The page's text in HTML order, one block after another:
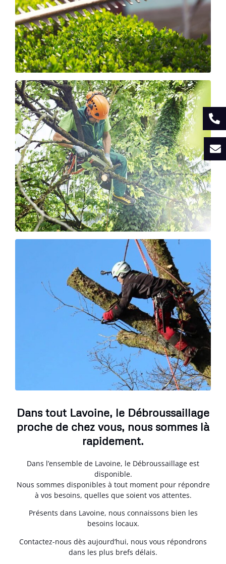
Dans tout Lavoine, le Débroussaillage
proche de chez vous, nous sommes là
rapidement.
Dans l’ensemble de Lavoine, le Débroussaillage est
disponible.
Nous sommes disponibles à tout moment pour répondre
à vos besoins, quelles que soient vos attentes.
Présents dans Lavoine, nous connaissons bien les
besoins locaux.
Contactez-nous dès aujourd’hui, nous vous répondrons
dans les plus brefs délais.